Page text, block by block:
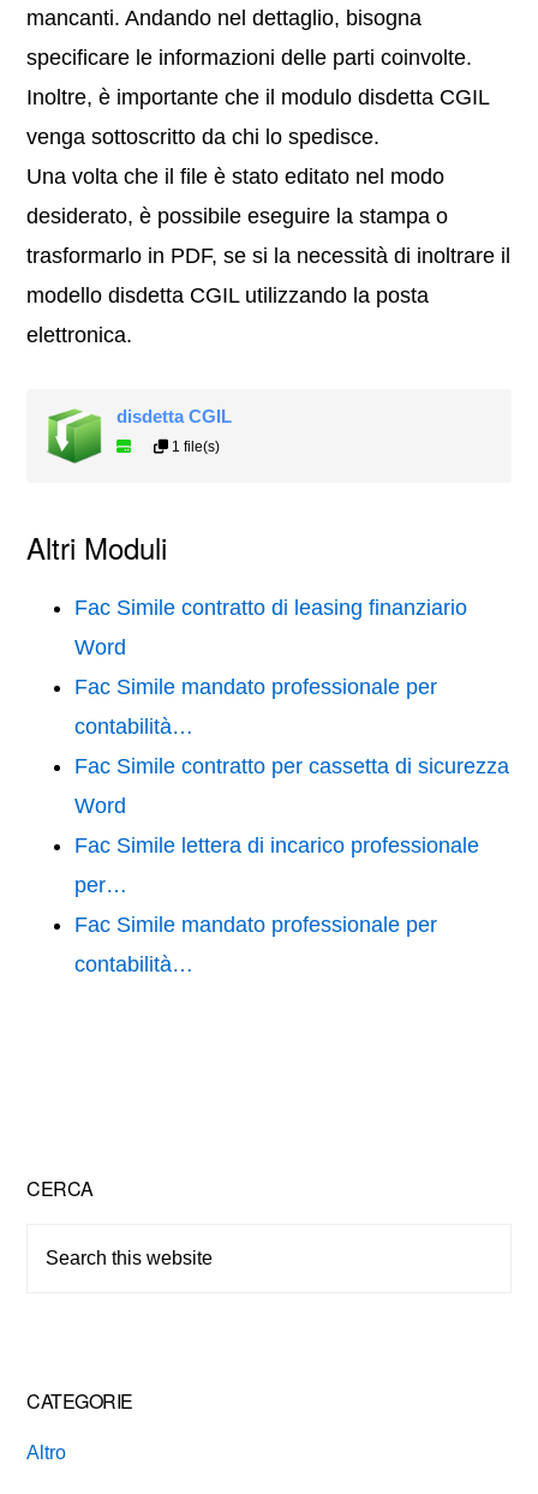
mancanti. Andando nel dettaglio, bisogna
specificare le informazioni delle parti coinvolte.
Inoltre, è importante che il modulo disdetta CGIL
venga sottoscritto da chi lo spedisce.
Una volta che il file è stato editato nel modo
desiderato, è possibile eseguire la stampa o
trasformarlo in PDF, se si la necessità di inoltrare il
modello disdetta CGIL utilizzando la posta
elettronica.
disdetta CGIL
1 file(s)
Altri Moduli
Fac Simile contratto di leasing finanziario
Word
Fac Simile mandato professionale per
contabilità…
Fac Simile contratto per cassetta di sicurezza
Word
Fac Simile lettera di incarico professionale
per…
Fac Simile mandato professionale per
contabilità…
Primary
Sidebar
CERCA
CATEGORIE
Altro